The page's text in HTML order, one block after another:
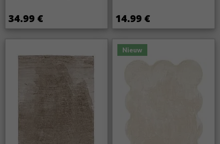
34.99 € 14.99 €
Nieuw